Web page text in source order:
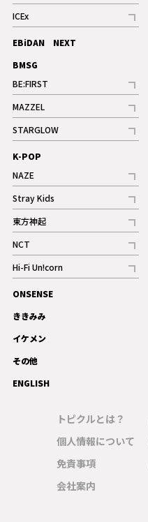
記事
ICEx
記事
EBiDAN NEXT
BMSG
BE:FIRST
記事
ギャラリー
MAZZEL
記事
ギャラリー
STARGLOW
記事
K-POP
NAZE
記事
Stray Kids
記事
東方神起
記事
NCT
記事
Hi-Fi Un!corn
記事
ギャラリー
ONSENSE
ききみみ
イケメン
その他
ENGLISH
トピクルとは？
個人情報について
免責事項
会社案内